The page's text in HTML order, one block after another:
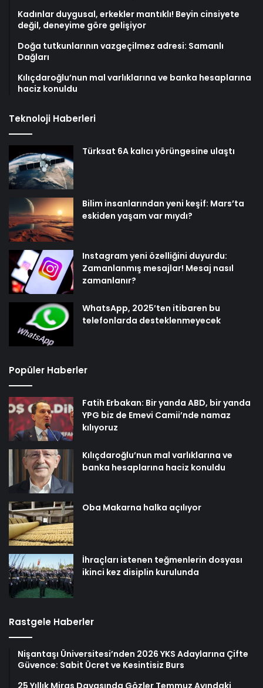
Kadınlar duygusal, erkekler mantıklı! Beyin cinsiyete
değil, deneyime göre gelişiyor
Doğa tutkunlarının vazgeçilmez adresi: Samanlı
Dağları
Kılıçdaroğlu’nun mal varlıklarına ve banka hesaplarına
haciz konuldu
Teknoloji Haberleri
Türksat 6A kalıcı yörüngesine ulaştı
Bilim insanlarından yeni keşif: Mars’ta
eskiden yaşam var mıydı?
Instagram yeni özelliğini duyurdu:
Zamanlanmış mesajlar! Mesaj nasıl
zamanlanır?
WhatsApp, 2025’ten itibaren bu
telefonlarda desteklenmeyecek
Popüler Haberler
Fatih Erbakan: Bir yanda ABD, bir yanda
YPG biz de Emevi Camii’nde namaz
kılıyoruz
Kılıçdaroğlu’nun mal varlıklarına ve
banka hesaplarına haciz konuldu
Oba Makarna halka açılıyor
İhraçları istenen teğmenlerin dosyası
ikinci kez disiplin kurulunda
Rastgele Haberler
Nişantaşı Üniversitesi’nden 2026 YKS Adaylarına Çifte
Güvence: Sabit Ücret ve Kesintisiz Burs
25 Yıllık Miras Davasında Gözler Temmuz Ayındaki